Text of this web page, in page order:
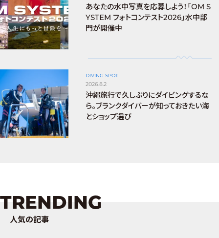
あなたの水中写真を応募しよう！「OM S
YSTEM フォトコンテスト2026」水中部
門が開催中
DIVING SPOT
2026.8.2
沖縄旅行で久しぶりにダイビングするな
ら。ブランクダイバーが知っておきたい海
とショップ選び
TRENDING
人気の記事